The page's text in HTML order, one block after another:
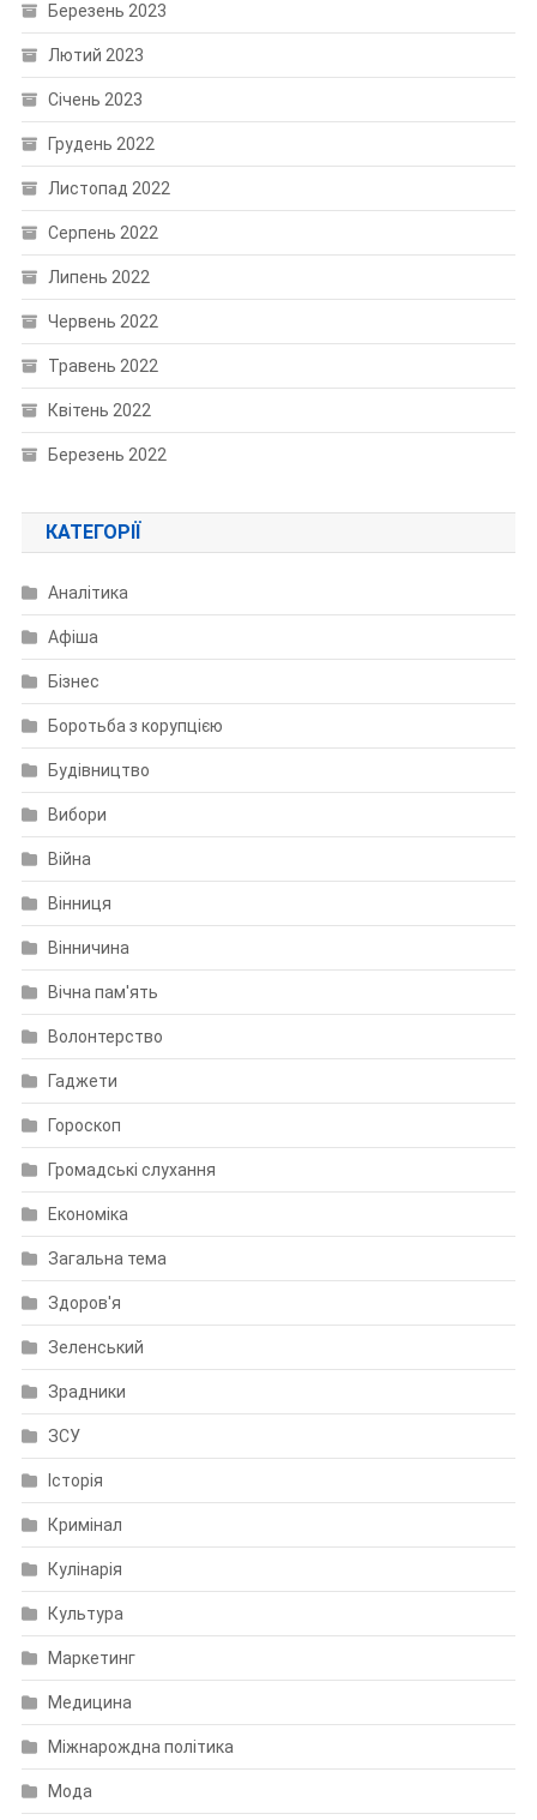
Березень 2023
Лютий 2023
Січень 2023
Грудень 2022
Листопад 2022
Серпень 2022
Липень 2022
Червень 2022
Травень 2022
Квітень 2022
Березень 2022
КАТЕГОРІЇ
Аналітика
Афіша
Бізнес
Боротьба з корупцією
Будівництво
Вибори
Війна
Вінниця
Вінничина
Вічна пам'ять
Волонтерство
Гаджети
Гороскоп
Громадські слухання
Економіка
Загальна тема
Здоров'я
Зеленський
Зрадники
ЗСУ
Історія
Кримінал
Кулінарія
Культура
Маркетинг
Медицина
Міжнарождна політика
Мода